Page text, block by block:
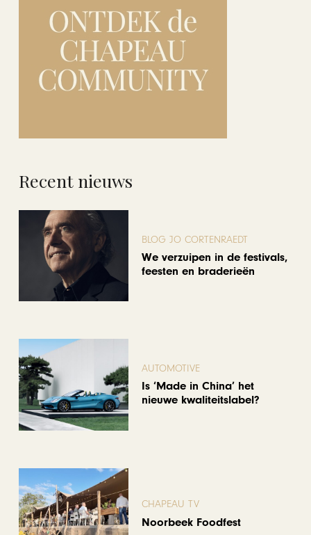
Recent nieuws
BLOG JO CORTENRAEDT
We verzuipen in de festivals,
feesten en braderieën
AUTOMOTIVE
Is ‘Made in China’ het
nieuwe kwaliteitslabel?
CHAPEAU TV
Noorbeek Foodfest